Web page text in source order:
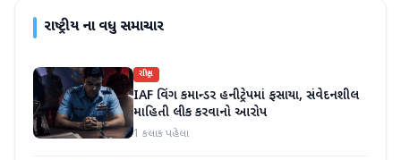
રાષ્ટ્રીયના વધુ સમાચાર
રાષ્ટ્રીય
IAF વિંગ કમાન્ડર હનીટ્રેપમાં ફસાયા, સંવેદનશીલ
માહિતી લીક કરવાનો આરોપ
1 કલાક પહેલા